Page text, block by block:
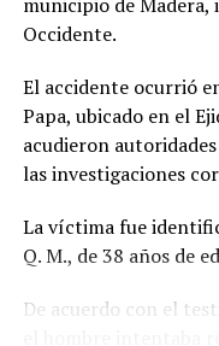
Occidente.
El accidente ocurrió
Papa, ubicado en el
acudieron
las investigaciones
La víctima fue
Q. M., de 38 años de
De acuerdo con el